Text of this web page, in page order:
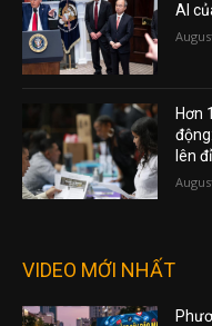
AI
Hơn
lên
VIDEO MỚI NHẤT